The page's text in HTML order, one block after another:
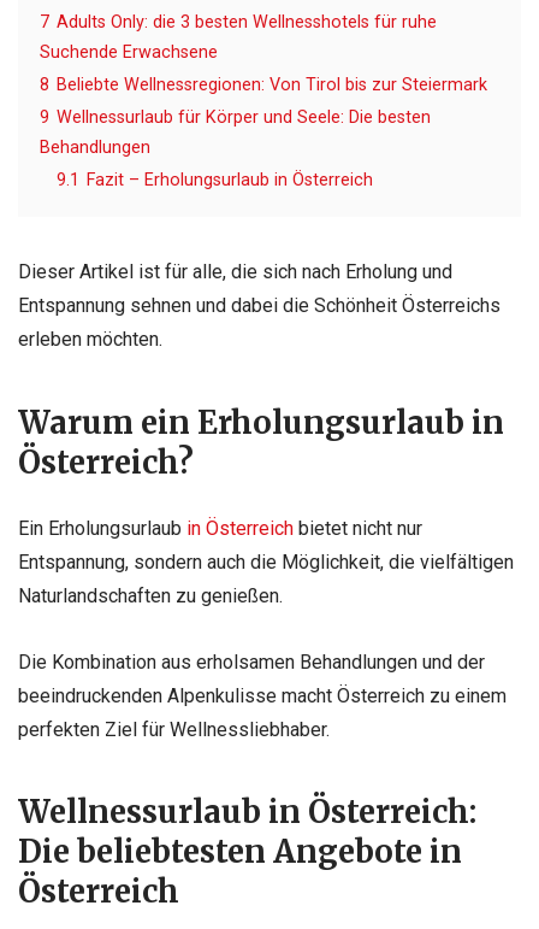
7 Adults Only: die 3 besten Wellnesshotels für ruhe
Suchende Erwachsene
8 Beliebte Wellnessregionen: Von Tirol bis zur Steiermark
9 Wellnessurlaub für Körper und Seele: Die besten
Behandlungen
9.1
Fazit – Erholungsurlaub in Österreich
Dieser Artikel ist für alle, die sich nach Erholung und
Entspannung sehnen und dabei die Schönheit Österreichs
erleben möchten.
Warum ein Erholungsurlaub in
Österreich?
Ein Erholungsurlaub in Österreich bietet nicht nur
Entspannung, sondern auch die Möglichkeit, die vielfältigen
Naturlandschaften zu genießen.
Die Kombination aus erholsamen Behandlungen und der
beeindruckenden Alpenkulisse macht Österreich zu einem
perfekten Ziel für Wellnessliebhaber.
Wellnessurlaub in Österreich:
Die beliebtesten Angebote in
Österreich